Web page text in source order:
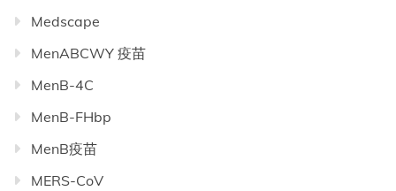
Medscape
MenABCWY 疫苗
MenB-4C
MenB-FHbp
MenB疫苗
MERS-CoV